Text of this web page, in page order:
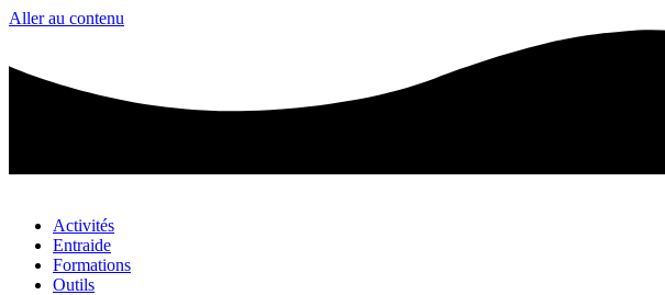
Aller au contenu
Activités
Entraide
Formations
Outils